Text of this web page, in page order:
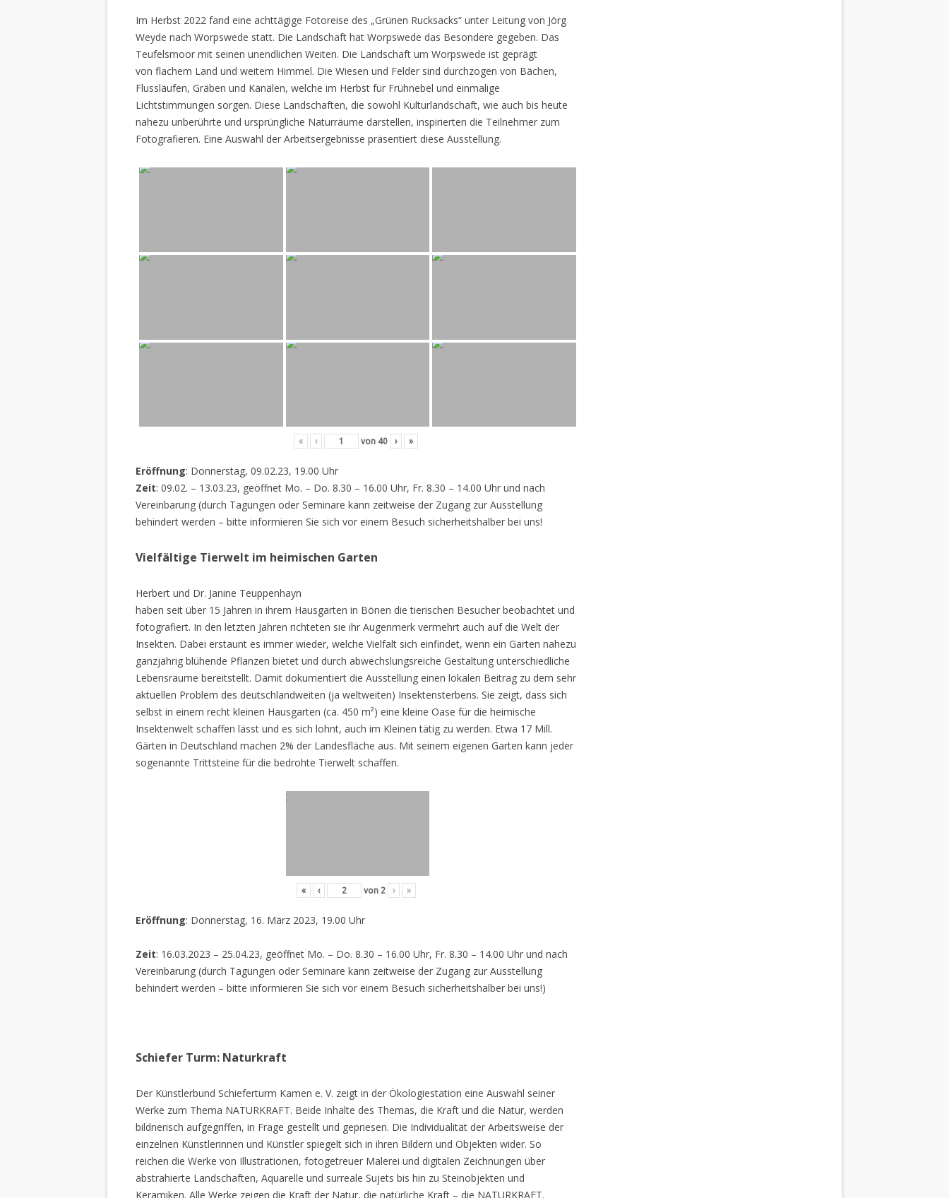
Im Herbst 2022 fand eine achttägige Fotoreise des „Grünen Rucksacks“ unter Leitung von Jörg
Weyde nach Worpswede statt. Die Landschaft hat Worpswede das Besondere gegeben. Das
Teufelsmoor mit seinen unendlichen Weiten. Die Landschaft um Worpswede ist geprägt
von flachem Land und weitem Himmel. Die Wiesen und Felder sind durchzogen von Bächen,
Flussläufen, Gräben und Kanälen, welche im Herbst für Frühnebel und einmalige
Lichtstimmungen sorgen. Diese Landschaften, die sowohl Kulturlandschaft, wie auch bis heute
nahezu unberührte und ursprüngliche Naturräume darstellen, inspirierten die Teilnehmer zum
Fotografieren. Eine Auswahl der Arbeitsergebnisse präsentiert diese Ausstellung.
« ‹ von 40 › »
Eröffnung: Donnerstag, 09.02.23, 19.00 Uhr
Zeit: 09.02. – 13.03.23, geöffnet Mo. – Do. 8.30 – 16.00 Uhr, Fr. 8.30 – 14.00 Uhr und nach
Vereinbarung (durch Tagungen oder Seminare kann zeitweise der Zugang zur Ausstellung
behindert werden – bitte informieren Sie sich vor einem Besuch sicherheitshalber bei uns!
Vielfältige Tierwelt im heimischen Garten
Herbert und Dr. Janine Teuppenhayn
haben seit über 15 Jahren in ihrem Hausgarten in Bönen die tierischen Besucher beobachtet und
fotografiert. In den letzten Jahren richteten sie ihr Augenmerk vermehrt auch auf die Welt der
Insekten. Dabei erstaunt es immer wieder, welche Vielfalt sich einfindet, wenn ein Garten nahezu
ganzjährig blühende Pflanzen bietet und durch abwechslungsreiche Gestaltung unterschiedliche
Lebensräume bereitstellt. Damit dokumentiert die Ausstellung einen lokalen Beitrag zu dem sehr
aktuellen Problem des deutschlandweiten (ja weltweiten) Insektensterbens. Sie zeigt, dass sich
selbst in einem recht kleinen Hausgarten (ca. 450 m²) eine kleine Oase für die heimische
Insektenwelt schaffen lässt und es sich lohnt, auch im Kleinen tätig zu werden. Etwa 17 Mill.
Gärten in Deutschland machen 2% der Landesfläche aus. Mit seinem eigenen Garten kann jeder
sogenannte Trittsteine für die bedrohte Tierwelt schaffen.
« ‹ von 2 › »
Eröffnung: Donnerstag, 16. März 2023, 19.00 Uhr
Zeit: 16.03.2023 – 25.04.23, geöffnet Mo. – Do. 8.30 – 16.00 Uhr, Fr. 8.30 – 14.00 Uhr und nach
Vereinbarung (durch Tagungen oder Seminare kann zeitweise der Zugang zur Ausstellung
behindert werden – bitte informieren Sie sich vor einem Besuch sicherheitshalber bei uns!)
Schiefer Turm: Naturkraft
Der Künstlerbund Schieferturm Kamen e. V. zeigt in der Ökologiestation eine Auswahl seiner
Werke zum Thema NATURKRAFT. Beide Inhalte des Themas, die Kraft und die Natur, werden
bildnerisch aufgegriffen, in Frage gestellt und gepriesen. Die Individualität der Arbeitsweise der
einzelnen Künstlerinnen und Künstler spiegelt sich in ihren Bildern und Objekten wider. So
reichen die Werke von Illustrationen, fotogetreuer Malerei und digitalen Zeichnungen über
abstrahierte Landschaften, Aquarelle und surreale Sujets bis hin zu Steinobjekten und
Keramiken. Alle Werke zeigen die Kraft der Natur, die natürliche Kraft – die NATURKRAFT.